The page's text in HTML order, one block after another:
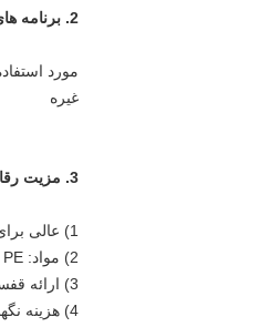
2. برنامه های کاربردی:
مورد
غیره
3. مزیت رقابتی
1) عالی برای استفاده مجدد از بسته
2) مواد: PET / PE.
3) ارائه قفسه خوب
4) هزینه نگهداری و حمل و نقل کم